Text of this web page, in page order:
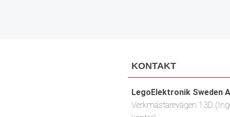
KONTAKT
LegoElektronik Sweden
Verkmästarevägen 13D